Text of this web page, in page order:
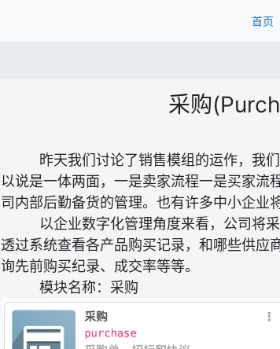
首页
采购
昨天我们讨论了销售模组的运作，我
以说是一体两面，一是卖家流程一是买家流
司内部后勤备货的管理。也有许多中小企业
以企业数字化管理角度来看，公司将
透过系统查看各产品购买记录，和哪些供应
询先前购买纪录、成交率等等。
模块名称：采购